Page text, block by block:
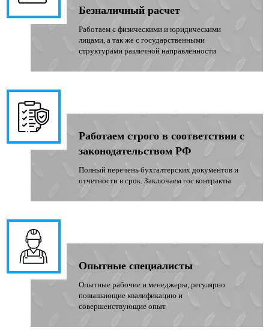
Безналичный расчет
Работаем с физическими и юридическими
лицами, а так же с государственными
структурами различной направленности
Работаем строго в соответствии с
законодательством РФ
Полный перечень бухгалтерских документов и
отчетности в срок. Заключаем гос.контракты
Опытные специалисты
Опытные рабочие и менеджеры, регулярно
повышающие квалификацию и
совершенствующие опыт